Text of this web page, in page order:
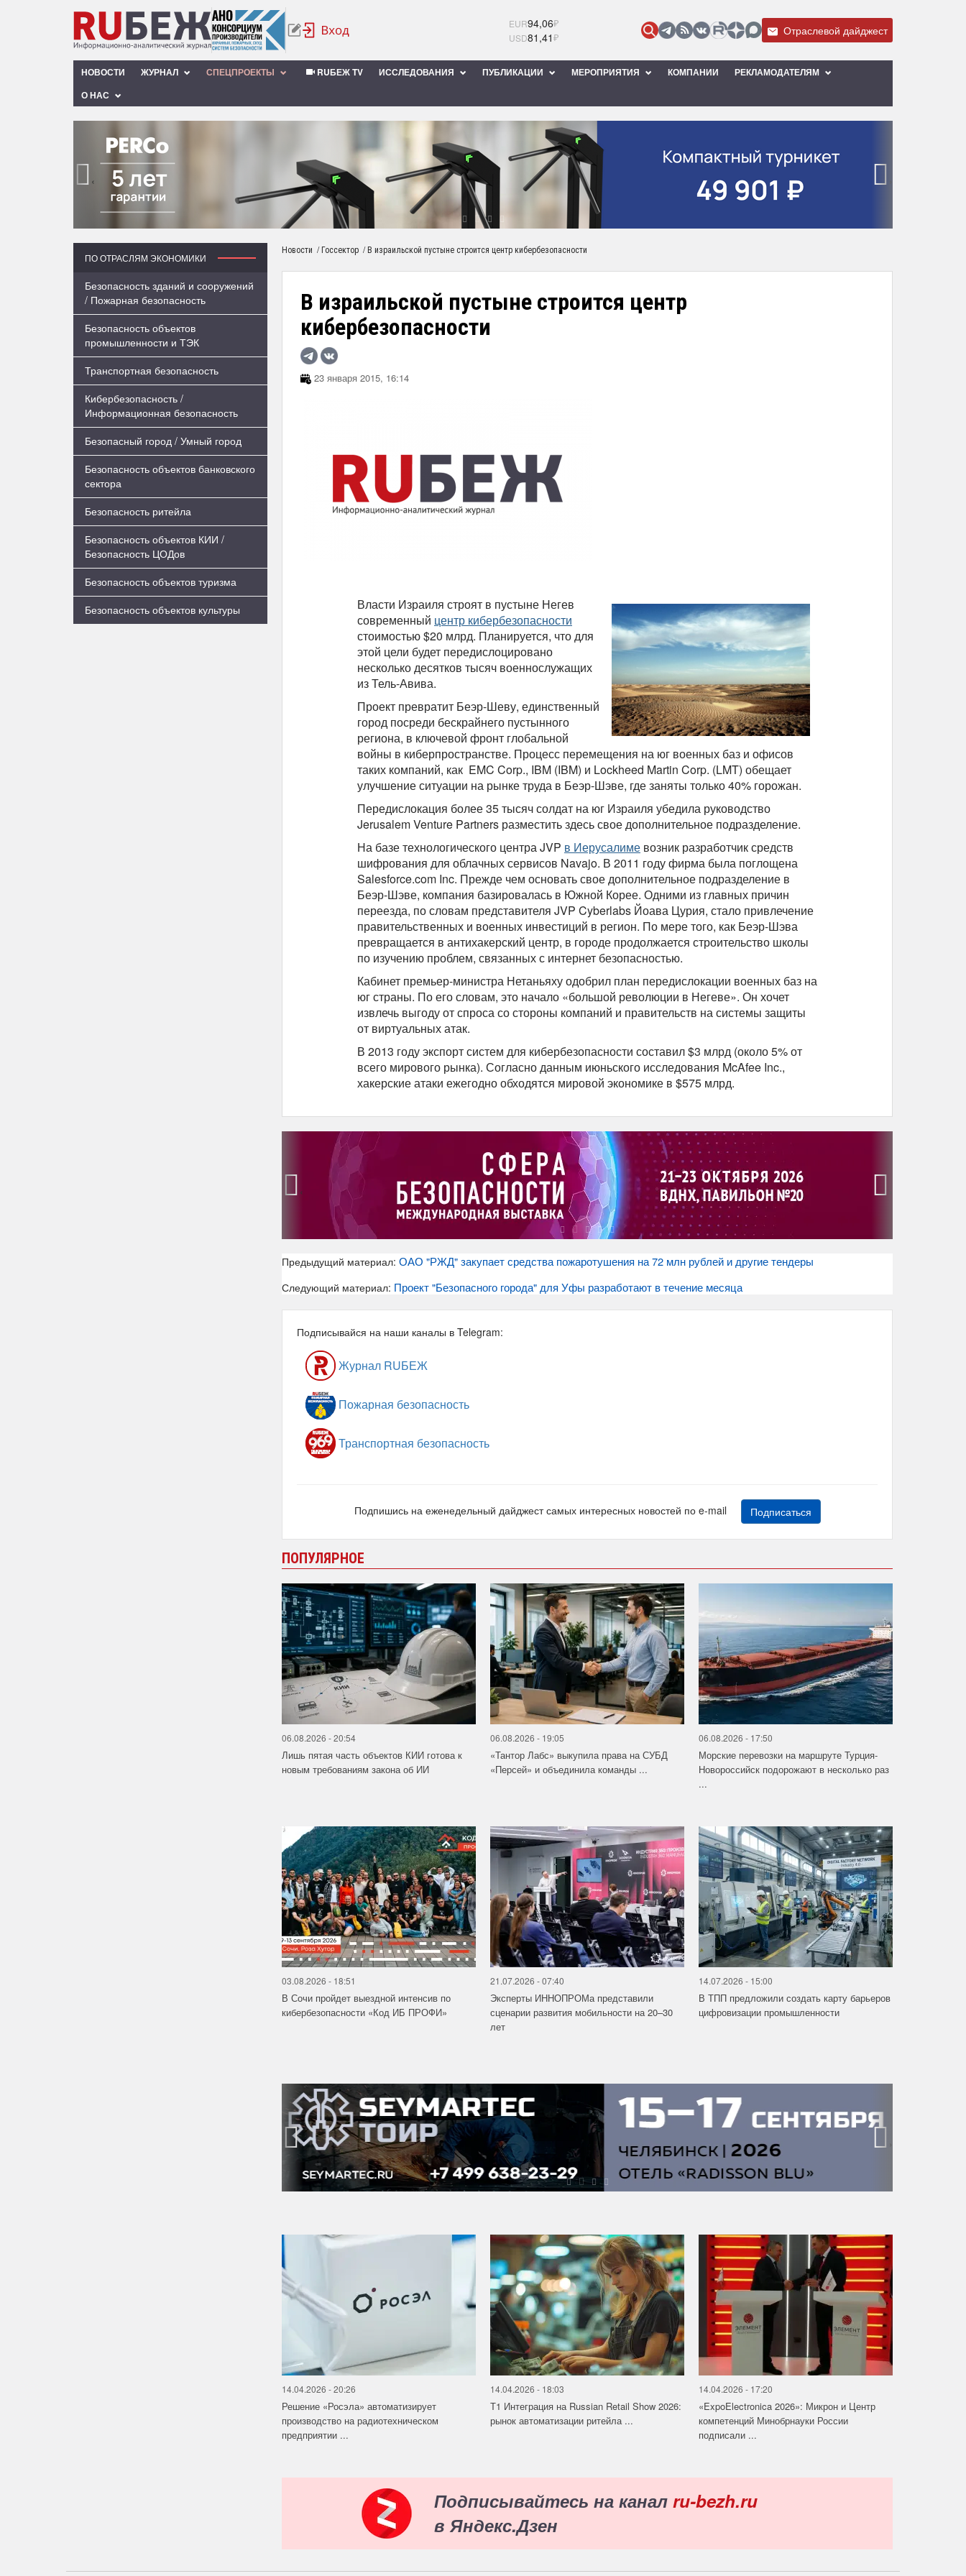
EUR94,06₽
USD81,41₽ Отраслевой дайджест
НОВОСТИ ЖУРНАЛ СПЕЦПРОЕКТЫ RUБЕЖ TV ИССЛЕДОВАНИЯ ПУБЛИКАЦИИ МЕРОПРИЯТИЯ КОМПАНИИ
РЕКЛАМОДАТЕЛЯМ
О НАС
‹
ПО ОТРАСЛЯМ ЭКОНОМИКИ
Безопасность зданий и сооружений
/ Пожарная безопасность
Безопасность объектов
промышленности и ТЭК
Транспортная безопасность
Кибербезопасность /
Информационная безопасность
Безопасный город / Умный город
Безопасность объектов банковского
сектора
Безопасность ритейла
Безопасность объектов КИИ /
Безопасность ЦОДов
Безопасность объектов туризма
Безопасность объектов культуры
Новости / Госсектор / В израильской пустыне строится центр кибербезопасности
В израильской пустыне строится центр
кибербезопасности
23 января 2015, 16:14
Власти Израиля строят в пустыне Негев
современный центр кибербезопасности
стоимостью $20 млрд. Планируется, что для
этой цели будет передислоцировано
несколько десятков тысяч военнослужащих
из Тель-Авива.
Проект превратит Беэр-Шеву, единственный
город посреди бескрайнего пустынного
региона, в ключевой фронт глобальной
войны в киберпространстве. Процесс перемещения на юг военных баз и офисов
таких компаний, как EMC Corp., IBM (IBM) и Lockheed Martin Corp. (LMT) обещает
улучшение ситуации на рынке труда в Беэр-Шэве, где заняты только 40% горожан.
Передислокация более 35 тысяч солдат на юг Израиля убедила руководство
Jerusalem Venture Partners разместить здесь свое дополнительное подразделение.
На базе технологического центра JVP в Иерусалиме возник разработчик средств
шифрования для облачных сервисов Navajo. В 2011 году фирма была поглощена
Salesforce.com Inc. Прежде чем основать свое дополнительное подразделение в
Беэр-Шэве, компания базировалась в Южной Корее. Одними из главных причин
переезда, по словам представителя JVP Cyberlabs Йоава Цурия, стало привлечение
правительственных и военных инвестиций в регион. По мере того, как Беэр-Шэва
превращается в антихакерский центр, в городе продолжается строительство школы
по изучению проблем, связанных с интернет безопасностью.
Кабинет премьер-министра Нетаньяху одобрил план передислокации военных баз на
юг страны. По его словам, это начало «большой революции в Негеве». Он хочет
извлечь выгоду от спроса со стороны компаний и правительств на системы защиты
от виртуальных атак.
В 2013 году экспорт систем для кибербезопасности составил $3 млрд (около 5% от
всего мирового рынка). Согласно данным июньского исследования McAfee Inc.,
хакерские атаки ежегодно обходятся мировой экономике в $575 млрд.
‹
Предыдущий материал: ОАО "РЖД" закупает средства пожаротушения на 72 млн рублей и другие тендеры
Следующий материал: Проект "Безопасного города" для Уфы разработают в течение месяца
Подписывайся на наши каналы в Telegram:
Журнал RUБЕЖ
Пожарная безопасность
Транспортная безопасность
Подпишись на еженедельный дайджест самых интересных новостей по e-mail Подписаться
ПОПУЛЯРНОЕ
06.08.2026 - 20:54
Лишь пятая часть объектов КИИ готова к
новым требованиям закона об ИИ
06.08.2026 - 19:05
«Тантор Лабс» выкупила права на СУБД
«Персей» и объединила команды ...
06.08.2026 - 17:50
Морские перевозки на маршруте Турция-
Новороссийск подорожают в несколько раз
...
03.08.2026 - 18:51
В Сочи пройдет выездной интенсив по
кибербезопасности «Код ИБ ПРОФИ»
21.07.2026 - 07:40
Эксперты ИННОПРОМа представили
сценарии развития мобильности на 20–30
лет
14.07.2026 - 15:00
В ТПП предложили создать карту барьеров
цифровизации промышленности
‹ ›
14.04.2026 - 20:26
Решение «Росэла» автоматизирует
производство на радиотехническом
предприятии ...
14.04.2026 - 18:03
Т1 Интеграция на Russian Retail Show 2026:
рынок автоматизации ритейла ...
14.04.2026 - 17:20
«ExpoElectronica 2026»: Микрон и Центр
компетенций Минобрнауки России
подписали ...
Подписывайтесь на канал ru-bezh.ru
в Яндекс.Дзен